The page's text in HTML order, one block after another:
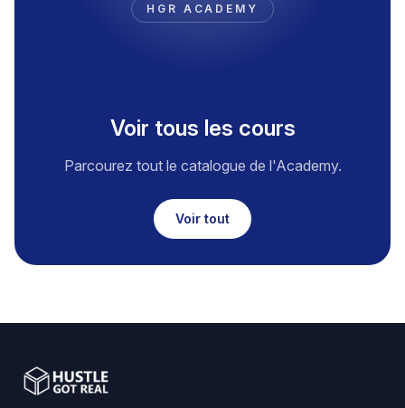
HGR ACADEMY
Voir tous les cours
Parcourez tout le catalogue de l'Academy.
Voir tout